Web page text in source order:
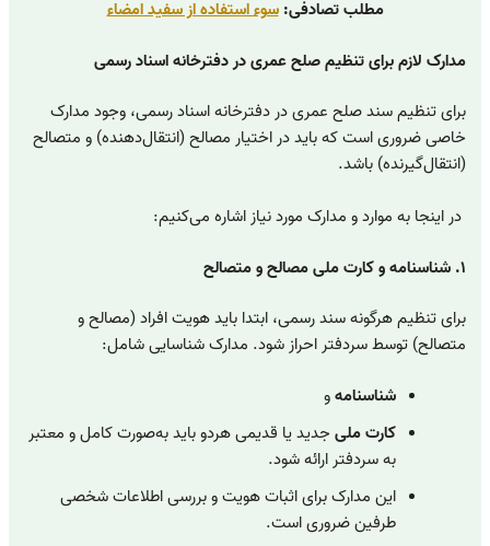
مطلب تصادفی: سوء استفاده از سفید امضاء
مدارک لازم برای تنظیم صلح عمری در دفترخانه اسناد رسمی
برای تنظیم سند صلح عمری در دفترخانه اسناد رسمی، وجود مدارک
خاصی ضروری است که باید در اختیار مصالح (انتقال‌دهنده) و متصالح
(انتقال‌گیرنده) باشد.
در اینجا به موارد و مدارک مورد نیاز اشاره می‌کنیم:
۱. شناسنامه و کارت ملی مصالح و متصالح
برای تنظیم هرگونه سند رسمی، ابتدا باید هویت افراد (مصالح و
متصالح) توسط سردفتر احراز شود. مدارک شناسایی شامل:
شناسنامهو
کارت ملیجدید یا قدیمی هردو باید به‌صورت کامل و معتبر
به سردفتر ارائه شود.
این مدارک برای اثبات هویت و بررسی اطلاعات شخصی
طرفین ضروری است.